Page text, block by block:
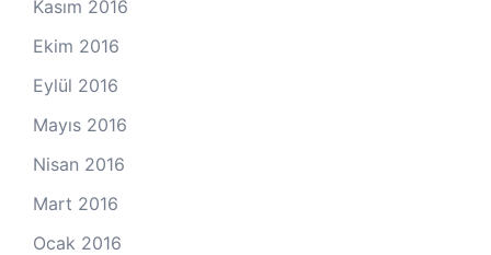
Kasım 2016
Ekim 2016
Eylül 2016
Mayıs 2016
Nisan 2016
Mart 2016
Ocak 2016